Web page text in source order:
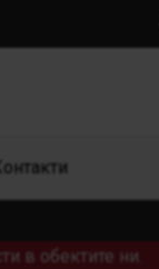
в обектите ни.